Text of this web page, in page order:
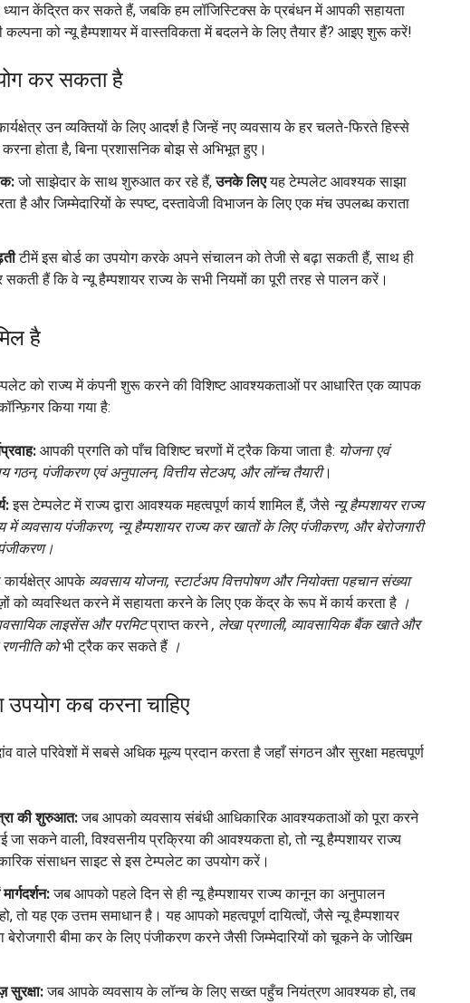
ध्यान केंद्रित कर सकते हैं, जबकि हम लॉजिस्टिक्स के प्रबंधन में आपकी सहायता
को न्यू हैम्पशायर में वास्तविकता में बदलने के लिए तैयार हैं? आइए शुरू करें!
कर सकता है
उन व्यक्तियों के लिए आदर्श है जिन्हें नए व्यवसाय के हर चलते-फिरते हिस्से
होता है, बिना प्रशासनिक बोझ से अभिभूत हुए।
जो साझेदार के साथ शुरुआत कर रहे हैं,उनके लिएयह टेम्पलेट आवश्यक साझा
है और जिम्मेदारियों के स्पष्ट, दस्तावेजी विभाजन के लिए एक मंच उपलब्ध कराता
टीमें इस बोर्ड का उपयोग करके अपने संचालन को तेजी से बढ़ा सकती हैं, साथ ही
हैं कि वे न्यू हैम्पशायर राज्य के सभी नियमों का पूरी तरह से पालन करें।
है
को राज्य में कंपनी शुरू करने की विशिष्ट आवश्यकताओं पर आधारित एक व्यापक
किया गया है:
आपकी प्रगति को पाँच विशिष्ट चरणों में ट्रैक किया जाता है: योजना एवं
गठन, पंजीकरण एवं अनुपालन, वित्तीय सेटअप, और लॉन्च तैयारी।
इस टेम्पलेट में राज्य द्वारा आवश्यक महत्वपूर्ण कार्य शामिल हैं, जैसे न्यू हैम्पशायर राज्य
में व्यवसाय पंजीकरण, न्यू हैम्पशायर राज्य कर खातों के लिए पंजीकरण, और बेरोजगारी
आपके व्यवसाय योजना, स्टार्टअप वित्तपोषण और नियोक्ता पहचान संख्या
को व्यवस्थित करने में सहायता करने के लिए एक केंद्र के रूप में कार्य करता है ।
लाइसेंस और परमिटप्राप्त करने, लेखा प्रणाली, व्यावसायिक बैंक खाते और
कोभी ट्रैक कर सकते हैं ।
कब करना चाहिए
वाले परिवेशों में सबसे अधिक मूल्य प्रदान करता है जहाँ संगठन और सुरक्षा महत्वपूर्ण
की शुरुआत:जब आपको व्यवसाय संबंधी आधिकारिक आवश्यकताओं को पूरा करने
जा सकने वाली, विश्वसनीय प्रक्रिया की आवश्यकता हो, तो न्यू हैम्पशायर राज्य
संसाधन साइट से इस टेम्पलेट का उपयोग करें।
जब आपको पहले दिन से ही न्यू हैम्पशायर राज्य कानून का अनुपालन
तो यह एक उत्तम समाधान है। यह आपको महत्वपूर्ण दायित्वों, जैसे न्यू हैम्पशायर
बेरोजगारी बीमा कर के लिए पंजीकरण करने जैसी जिम्मेदारियों को चूकने के जोखिम
सुरक्षा:जब आपके व्यवसाय के लॉन्च के लिए सख्त पहुँच नियंत्रण आवश्यक हो, तब